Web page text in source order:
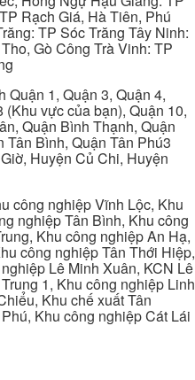
Rạch Giá, Hà Tiên, Phú
TP Sóc Trăng Tây Ninh:
Gò Công Trà Vinh: TP
Quận 1, Quận 3, Quận 4,
(Khu vực của bạn), Quận 10,
Quận Bình Thạnh, Quận
Tân Bình, Quận Tân Phú3
Huyện Củ Chi, Huyện
công nghiệp Vĩnh Lộc, Khu
nghiệp Tân Bình, Khu công
Khu công nghiệp An Hạ,
công nghiệp Tân Thới Hiệp,
Lê Minh Xuân, KCN Lê
1, Khu công nghiệp Linh
Khu chế xuất Tân
Khu công nghiệp Cát Lái